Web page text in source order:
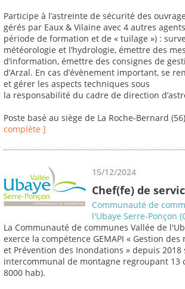
Participe à l’astreinte de sécurité des
gérés par Eaux & Vilaine avec 4 autres
période de formation et de « tuilage ») :
météorologie et l’hydrologie, émettre des
d’information, émettre des consignes de
d’Arzal. En cas d’évènement important, se
et gérer les aspects techniques sous
la responsabilité du cadre de direction
Poste basé au siège de La Roche-Bernard
complète ]
15/12/2024
Chef(fe) de
Communauté de
l'Ubaye Serre-Ponçon
La Communauté de communes Vallée de
exerce la compétence GEMAPI « Gestion
et Prévention des Inondations » depuis
intercommunal de montagne regroupant 13
8000 hab).